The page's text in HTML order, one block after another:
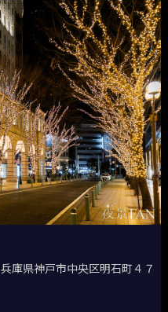
兵庫県神戸市中央区明石町４７